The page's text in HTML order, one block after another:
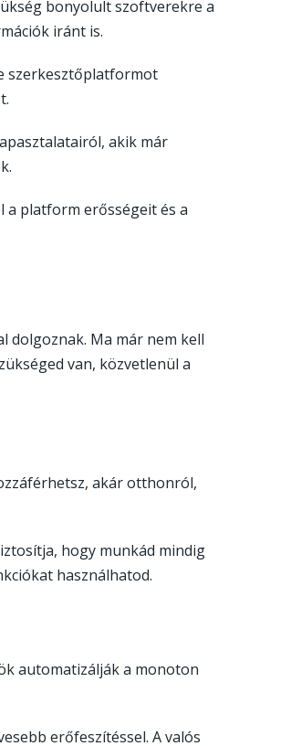
bonyolult szoftverekre a
iránt is.
szerkesztőplatformot
akik már
a platform erősségeit és a
dolgoznak. Ma már nem kell
van, közvetlenül a
akár otthonról,
hogy munkád mindig
használhatod.
automatizálják a monoton
erőfeszítéssel. A valós